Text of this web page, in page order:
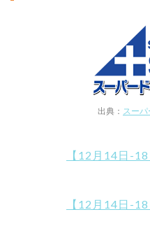
出典： スー
【12月14日-
【12月14日-